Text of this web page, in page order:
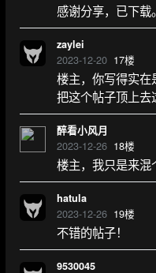
感谢分享，已下载。
zaylei
2023-12-20 17楼
楼主，你写得实
把这个帖子顶上去
醉看小风月
2023-12-26 18楼
楼主，我只是来混
hatula
2023-12-26 19楼
不错的帖子！
9530045